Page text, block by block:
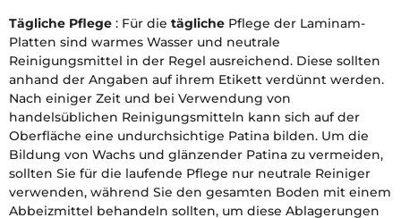
Tägliche Pflege : Für die tägliche Pflege der Laminam-
Platten sind warmes Wasser und neutrale
Reinigungsmittel in der Regel ausreichend. Diese sollten
anhand der Angaben auf ihrem Etikett verdünnt werden.
Nach einiger Zeit und bei Verwendung von
handelsüblichen Reinigungsmitteln kann sich auf der
Oberfläche eine undurchsichtige Patina bilden. Um die
Bildung von Wachs und glänzender Patina zu vermeiden,
sollten Sie für die laufende Pflege nur neutrale Reiniger
verwenden, während Sie den gesamten Boden mit einem
Abbeizmittel behandeln sollten, um diese Ablagerungen